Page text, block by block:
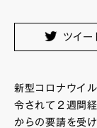
ツイー
新型コロナウイ
令されて２週間
からの要請を受